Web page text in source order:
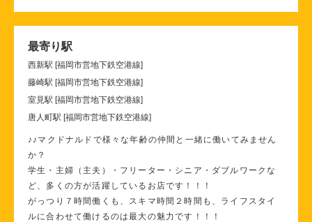
最寄り駅
西新駅 [福岡市営地下鉄空港線]
藤崎駅 [福岡市営地下鉄空港線]
室見駅 [福岡市営地下鉄空港線]
唐人町駅 [福岡市営地下鉄空港線]
♪♪マクドナルドで様々な年齢の仲間と一緒に働いてみません
か？
学生・主婦（主夫）・フリーター・シニア・ダブルワークな
ど、多くの方が活躍しているお店です！！！
がっつり７時間働くも、スキマ時間２時間も、ライフスタイ
ルに合わせて働けるのは最大の魅力です！！！